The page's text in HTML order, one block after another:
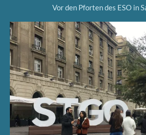
Vor den Pforten des ESO in